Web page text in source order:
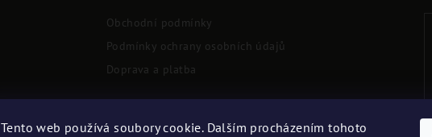
Tento web používá soubory cookie. Dalším procházením tohoto
Obchodní podmínky
Podmínky ochrany osobních údajů
Doprava a platba